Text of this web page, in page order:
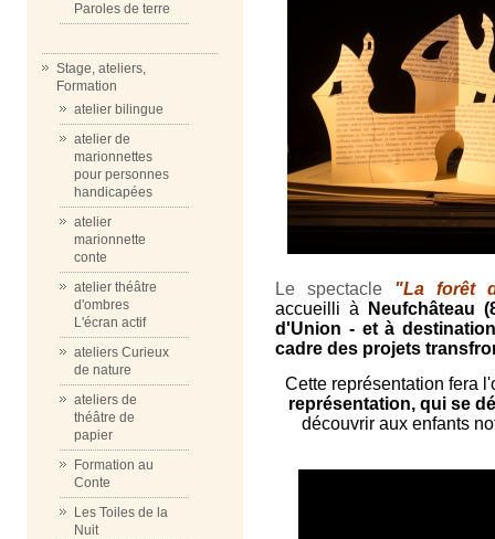
Paroles de terre
Stage, ateliers,
Formation
atelier bilingue
atelier de
marionnettes
pour personnes
handicapées
atelier
marionnette
conte
atelier théâtre
d'ombres
L'écran actif
ateliers Curieux
de nature
ateliers de
théâtre de
papier
Formation au
Conte
Les Toiles de la
Nuit
Le spectacle
"La forêt
accueilli à Neufchâteau
d'Union - et à
cadre des projets
Cette représentation fera
représentation, qui se
découvrir aux enfants